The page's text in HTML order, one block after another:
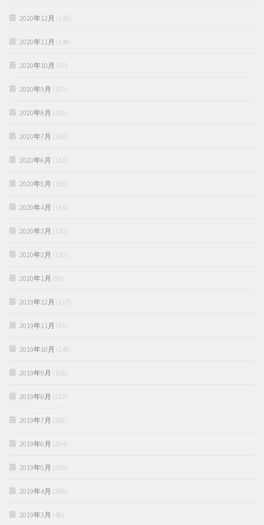
2020年12月 (145)
2020年11月 (148)
2020年10月 (97)
2020年9月 (153)
2020年8月 (159)
2020年7月 (159)
2020年6月 (131)
2020年5月 (158)
2020年4月 (134)
2020年3月 (120)
2020年2月 (135)
2020年1月 (98)
2019年12月 (117)
2019年11月 (91)
2019年10月 (146)
2019年9月 (158)
2019年8月 (223)
2019年7月 (206)
2019年6月 (254)
2019年5月 (299)
2019年4月 (288)
2019年3月 (48)